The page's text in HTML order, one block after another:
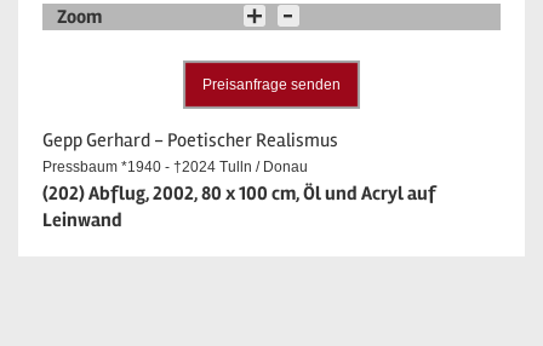
Zoom
Preisanfrage senden
Gepp Gerhard - Poetischer Realismus
Pressbaum *1940 - †2024 Tulln / Donau
(202) Abflug, 2002, 80 x 100 cm, Öl und Acryl auf
Leinwand